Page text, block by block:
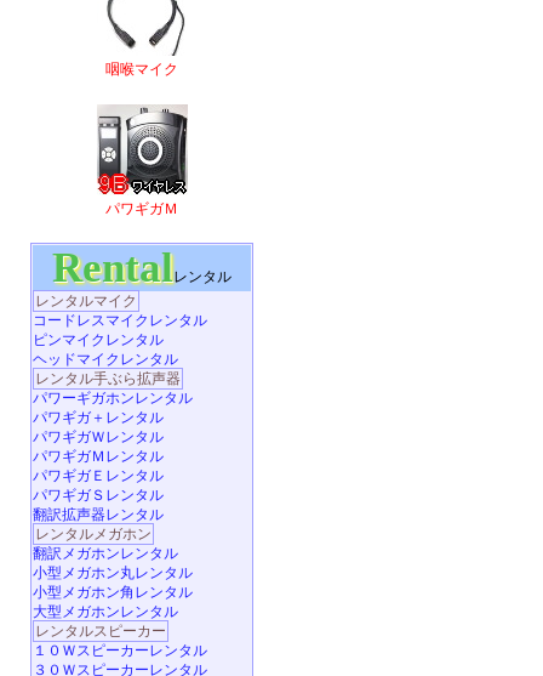
咽喉マイク
パワギガＭ
Rentalレンタル
レンタルマイク
コードレスマイクレンタル
ピンマイクレンタル
ヘッドマイクレンタル
レンタル手ぶら拡声器
パワーギガホンレンタル
パワギガ＋レンタル
パワギガＷレンタル
パワギガＭレンタル
パワギガＥレンタル
パワギガＳレンタル
翻訳拡声器レンタル
レンタルメガホン
翻訳メガホンレンタル
小型メガホン丸レンタル
小型メガホン角レンタル
大型メガホンレンタル
レンタルスピーカー
１０Ｗスピーカーレンタル
３０Ｗスピーカーレンタル